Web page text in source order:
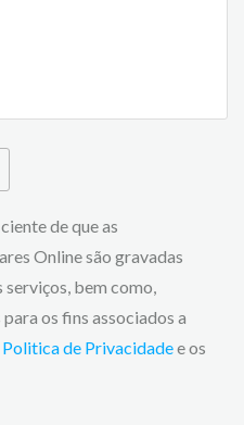
de que as
Online são gravadas
bem como,
os fins associados a
Politica de Privacidadee os